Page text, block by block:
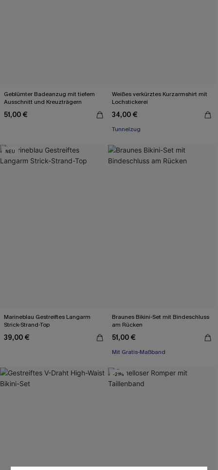
Geblümter Badeanzug mit tiefem
Ausschnitt und Kreuzträgern
51,00 €
Weißes verkürztes Kurzarmshirt mit
Lochstickerei
34,00 €
Tunnelzug
NEU
Marineblau Gestreiftes Langarm
Strick-Strand-Top
39,00 €
Braunes Bikini-Set mit Bindeschluss
am Rücken
51,00 €
Mit Gratis-Maßband
-21%